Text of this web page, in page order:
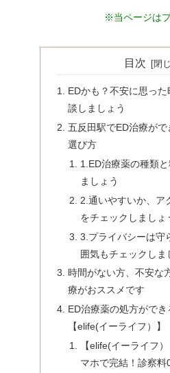
※当ページは
目次
EDかも？不安に思っ
談しましょう
五反田駅でED治療が
選び方
1.ED治療薬の種類
ましょう
2.通いやすいか、ア
をチェックしましょ
3.プライバシーは守
囲気もチェックしま
時間がない方、不安な
療がおススメです
ED治療薬の処方がで
【elife(イーライフ）】
【elife(イーライフ
マホで完結！診察料